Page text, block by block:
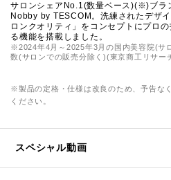
サロンシェアNo.1(数量ベース)(※)ブラ
Nobby by TESCOM。洗練されたデザ
ロンクオリティ」をコンセプトにプロ
る機能を搭載しました。
※2024年4月～2025年3月の国内美容院(サ
数(サロンでの販売分除く)(東京商工リサー
※製品の定格・仕様は改良のため、予告な
ください。
スペシャル動画